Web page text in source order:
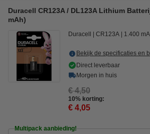
Duracell CR123A / DL123A Lithium
mAh)
Duracell CR123A 1.400
Bekijk de specificaties en
Direct leverbaar
Morgen in huis
€ 4,50
10% korting:
€ 4,05
Multipack aanbieding!